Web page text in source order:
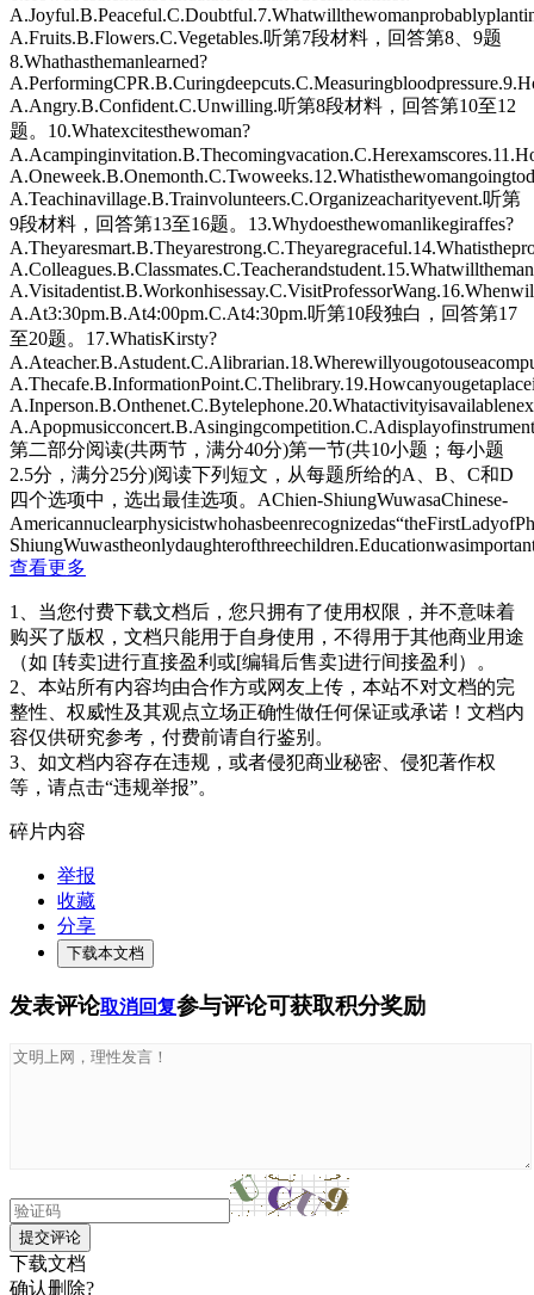
A.Fruits.B.Flowers.C.Vegetables.听第7段材料，回答第8、9题
8.Whathasthemanlearned?
A.Angry.B.Confident.C.Unwilling.听第8段材料，回答第10至12
题。10.Whatexcitesthewoman?
A.Teachinavillage.B.Trainvolunteers.C.Organizeacharityevent.听第
9段材料，回答第13至16题。13.Whydoesthewomanlikegiraffes?
A.At3:30pm.B.At4:00pm.C.At4:30pm.听第10段独白，回答第17
至20题。17.WhatisKirsty?
第二部分阅读(共两节，满分40分)第一节(共10小题；每小题
2.5分，满分25分)阅读下列短文，从每题所给的A、B、C和D
四个选项中，选出最佳选项。AChien-ShiungWuwasaChinese-
查看更多
1、当您付费下载文档后，您只拥有了使用权限，并不意味着
购买了版权，文档只能用于自身使用，不得用于其他商业用途
（如 [转卖]进行直接盈利或[编辑后售卖]进行间接盈利）。
2、本站所有内容均由合作方或网友上传，本站不对文档的完
整性、权威性及其观点立场正确性做任何保证或承诺！文档内
容仅供研究参考，付费前请自行鉴别。
3、如文档内容存在违规，或者侵犯商业秘密、侵犯著作权
等，请点击“违规举报”。
碎片内容
举报
收藏
分享
下载本文档
发表评论取消回复参与评论可获取积分奖励
提交评论
下载文档
确认删除?